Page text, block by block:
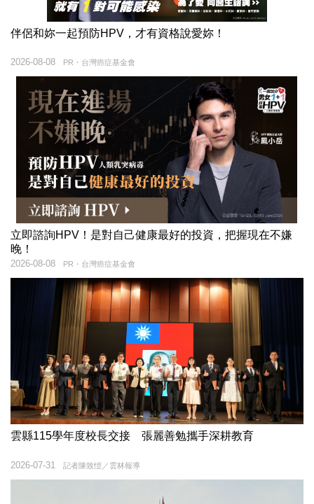
伴侶和妳一起預防HPV，才有資格說愛妳！
PR・台灣癌症基金會
2026-08-08
立即諮詢HPV！是對自己健康最好的投資，把握現在不嫌
晚！
PR・台灣癌症基金會
2026-08-08
雲縣115學年度校長交接 張麗善勉攜手深耕教育
記者陳致愷／雲林報導
2026-07-31